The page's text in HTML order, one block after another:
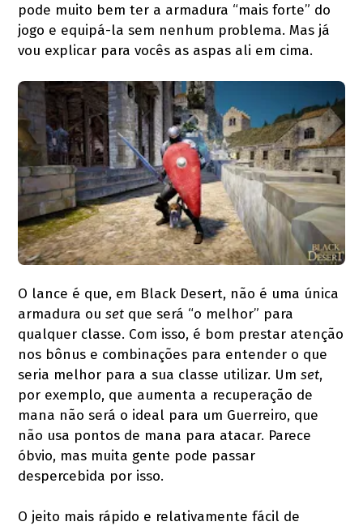
pode muito bem ter a armadura “mais forte” do
jogo e equipá-la sem nenhum problema. Mas já
vou explicar para vocês as aspas ali em cima.
O lance é que, em Black Desert, não é uma única
armadura ouset que será “o melhor” para
qualquer classe. Com isso, é bom prestar atenção
nos bônus e combinações para entender o que
seria melhor para a sua classe utilizar. Umset,
por exemplo, que aumenta a recuperação de
mana não será o ideal para um Guerreiro, que
não usa pontos de mana para atacar. Parece
óbvio, mas muita gente pode passar
despercebida por isso.
O jeito mais rápido e relativamente fácil de